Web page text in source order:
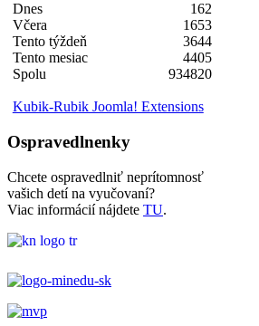
Dnes
162
Včera
1653
Tento týždeň
3644
Tento mesiac
4405
Spolu
934820
Kubik-Rubik Joomla! Extensions
Ospravedlnenky
Chcete ospravedlniť neprítomnosť
vašich detí na vyučovaní?
Viac informácií nájdete TU.